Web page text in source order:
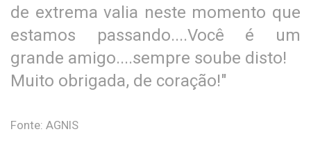
de extrema valia neste momento que
estamos passando....Você é um
grande amigo....sempre soube disto!
Muito obrigada, de coração!"
Fonte: AGNIS